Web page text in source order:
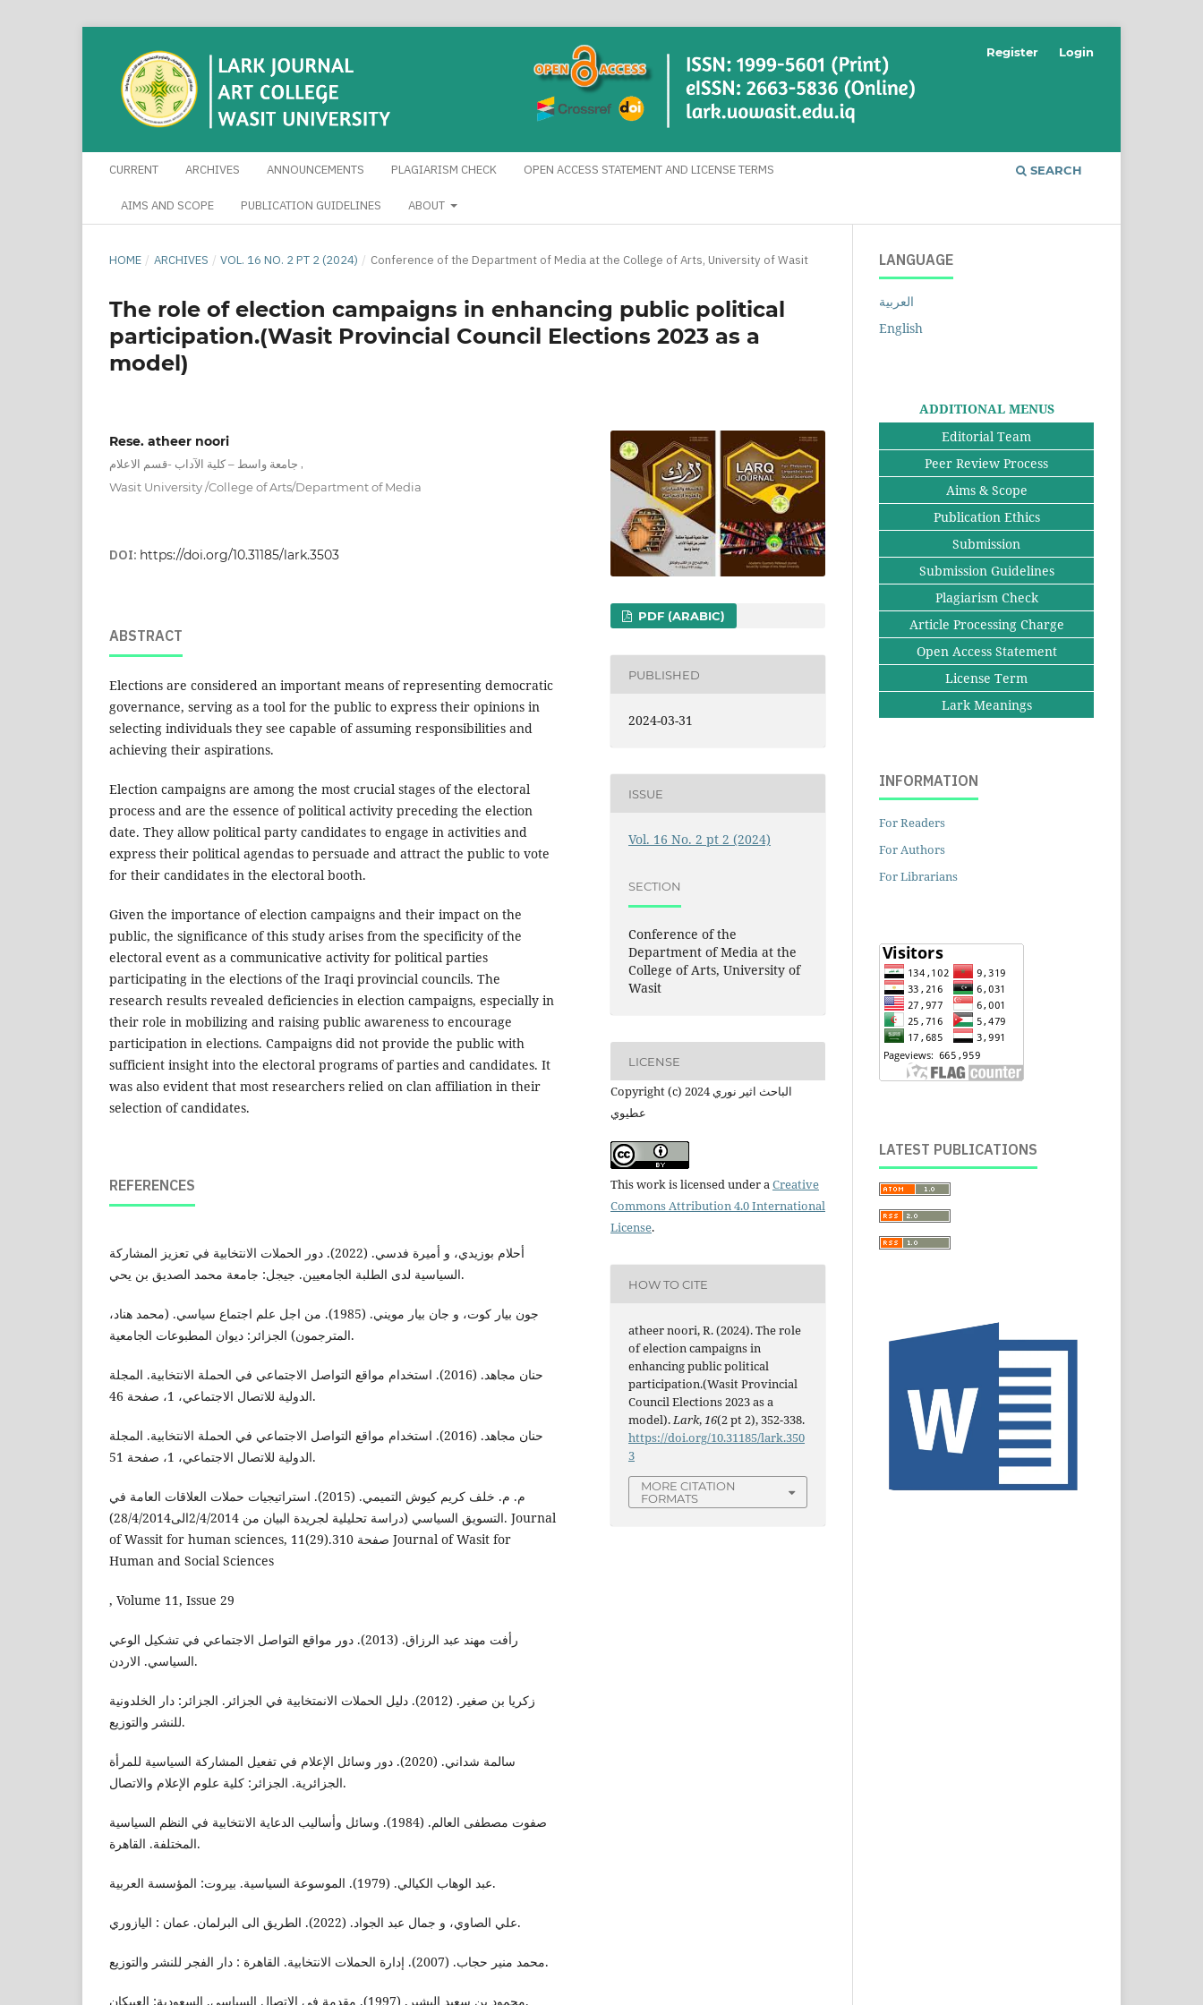
CURRENT ARCHIVES ANNOUNCEMENTS PLAGIARISM CHECK OPEN ACCESS STATEMENT AND LICENSE TERMS
AIMS AND SCOPE PUBLICATION GUIDELINES ABOUT
SEARCH
Register Login
HOME / ARCHIVES / VOL. 16 NO. 2 PT 2 (2024) / Conference of the Department of Media at the College of Arts, University of Wasit
The role of election campaigns in enhancing public political
participation.(Wasit Provincial Council Elections 2023 as a
model)
Rese. atheer noori
جامعة واسط – كلية الآداب -قسم الاعلام
Wasit University /College of Arts/Department of Media
DOI: https://doi.org/10.31185/lark.3503
ABSTRACT
Elections are considered an important means of representing democratic
governance, serving as a tool for the public to express their opinions in
selecting individuals they see capable of assuming responsibilities and
achieving their aspirations.
Election campaigns are among the most crucial stages of the electoral
process and are the essence of political activity preceding the election
date. They allow political party candidates to engage in activities and
express their political agendas to persuade and attract the public to vote
for their candidates in the electoral booth.
Given the importance of election campaigns and their impact on the
public, the significance of this study arises from the specificity of the
electoral event as a communicative activity for political parties
participating in the elections of the Iraqi provincial councils. The
research results revealed deficiencies in election campaigns, especially in
their role in mobilizing and raising public awareness to encourage
participation in elections. Campaigns did not provide the public with
sufficient insight into the electoral programs of parties and candidates. It
was also evident that most researchers relied on clan affiliation in their
selection of candidates.
REFERENCES
أحلام بوزيدي، و أميرة فدسي. (2022). دور الحملات الانتخابية في تعزيز المشاركة
السياسية لدى الطلبة الجامعيين. جيجل: جامعة محمد الصديق بن يحي.
جون بيار كوت، و جان بيار مويني. (1985). من اجل علم اجتماع سياسي. (محمد هناد،
المترجمون) الجزائر: ديوان المطبوعات الجامعية.
حنان مجاهد. (2016). استخدام مواقع التواصل الاجتماعي في الحملة الانتخابية. المجلة
الدولية للاتصال الاجتماعي، 1، صفحة 46.
حنان مجاهد. (2016). استخدام مواقع التواصل الاجتماعي في الحملة الانتخابية. المجلة
الدولية للاتصال الاجتماعي، 1، صفحة 51.
م. م. خلف كريم كيوش التميمي. (2015). استراتيجيات حملات العلاقات العامة في
التسويق السياسي (دراسة تحليلية لجريدة البيان من 2/4/2014الى28/4/2014). Journal
of Wassit for human sciences, 11(29)صفحة 310.‏ Journal of Wasit for
Human and Social Sciences
, Volume 11, Issue 29
رأفت مهند عبد الرزاق. (2013). دور مواقع التواصل الاجتماعي في تشكيل الوعي
السياسي. الاردن.
زكريا بن صغير. (2012). دليل الحملات الانمتخابية في الجزائر. الجزائر: دار الخلدونية
للنشر والتوزيع.
سالمة شداني. (2020). دور وسائل الإعلام في تفعيل المشاركة السياسية للمرأة
الجزائرية. الجزائر: كلية علوم الإعلام والاتصال.
صفوت مصطفى العالم. (1984). وسائل وأساليب الدعاية الانتخابية في النظم السياسية
المختلفة. القاهرة.
عبد الوهاب الكيالي. (1979). الموسوعة السياسية. بيروت: المؤسسة العربية.
علي الصاوي، و جمال عبد الجواد. (2022). الطريق الى البرلمان. عمان : اليازوري.
محمد منير حجاب. (2007). إدارة الحملات الانتخابية. القاهرة : دار الفجر للنشر والتوزيع.
محمود بن سعيد البشير. (1997). مقدمة في الاتصال السياسي. السعودية: العبيكان.
PDF (ARABIC)
PUBLISHED
2024-03-31
ISSUE
Vol. 16 No. 2 pt 2 (2024)
SECTION
Conference of the
Department of Media at the
College of Arts, University of
Wasit
LICENSE
Copyright (c) 2024 الباحث اثير نوري
عطيوي
This work is licensed under aCreative
Commons Attribution 4.0 International
License.
HOW TO CITE
atheer noori, R. (2024). The role
of election campaigns in
enhancing public political
participation.(Wasit Provincial
Council Elections 2023 as a
model).Lark,16(2 pt 2), 352-338.
https://doi.org/10.31185/lark.350
3
MORE CITATION
FORMATS
LANGUAGE
العربية
English
ADDITIONAL MENUS
Editorial Team
Peer Review Process
Aims & Scope
Publication Ethics
Submission
Submission Guidelines
Plagiarism Check
Article Processing Charge
Open Access Statement
License Term
Lark Meanings
INFORMATION
For Readers
For Authors
For Librarians
LATEST PUBLICATIONS